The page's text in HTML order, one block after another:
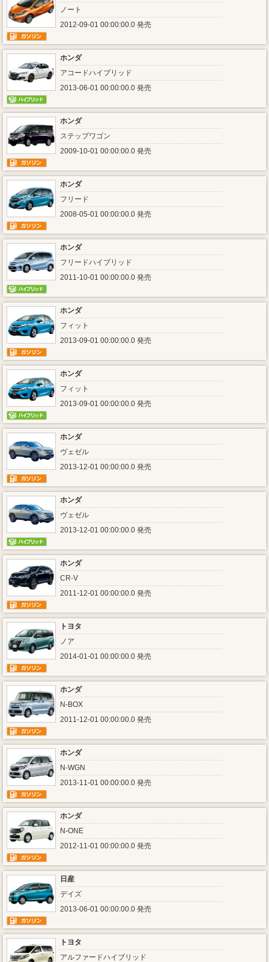
ノート
2012-09-01 00:00:00.0 発売
ホンダ
アコードハイブリッド
2013-06-01 00:00:00.0 発売
ホンダ
ステップワゴン
2009-10-01 00:00:00.0 発売
ホンダ
フリード
2008-05-01 00:00:00.0 発売
ホンダ
フリードハイブリッド
2011-10-01 00:00:00.0 発売
ホンダ
フィット
2013-09-01 00:00:00.0 発売
ホンダ
フィット
2013-09-01 00:00:00.0 発売
ホンダ
ヴェゼル
2013-12-01 00:00:00.0 発売
ホンダ
ヴェゼル
2013-12-01 00:00:00.0 発売
ホンダ
CR-V
2011-12-01 00:00:00.0 発売
トヨタ
ノア
2014-01-01 00:00:00.0 発売
ホンダ
N-BOX
2011-12-01 00:00:00.0 発売
ホンダ
N-WGN
2013-11-01 00:00:00.0 発売
ホンダ
N-ONE
2012-11-01 00:00:00.0 発売
日産
デイズ
2013-06-01 00:00:00.0 発売
トヨタ
アルファードハイブリッド